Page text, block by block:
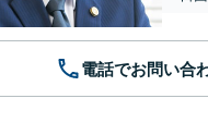
電話でお問い合